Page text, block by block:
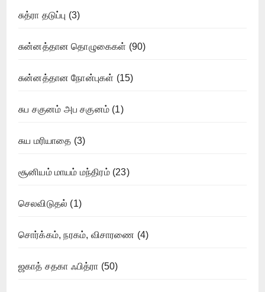
சுத்ரா தடுப்பு (3)
சுன்னத்தான தொழுகைகள் (90)
சுன்னத்தான நோன்புகள் (15)
சுப சகுனம் அப சகுனம் (1)
சுய மரியாதை (3)
சூனியம் மாயம் மந்திரம்(23)
செலவிடுதல் (1)
சொர்க்கம், நரகம், விசாரணை (4)
ஜகாத் சதகா ஃபித்ரா (50)